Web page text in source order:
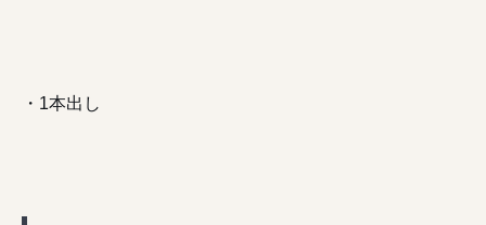
・1本出し